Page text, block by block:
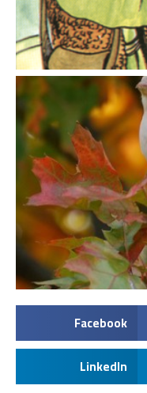
Facebook
LinkedIn